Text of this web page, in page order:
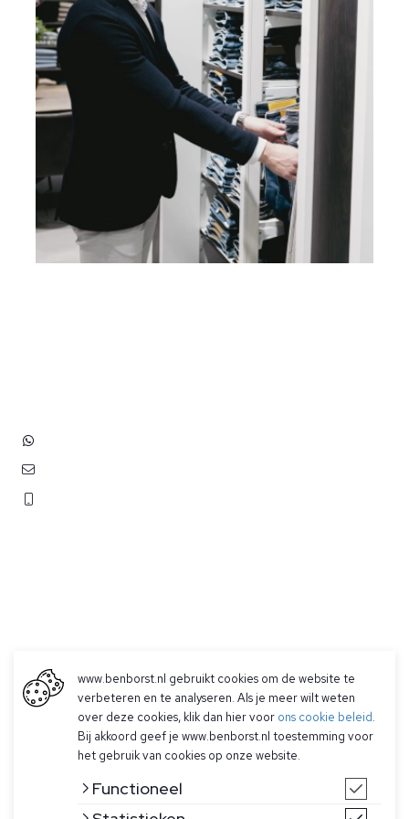
hoogte van onze events via onze nieuwsbrief!
Betalen
Verzending & Retourneren
Contact
www.benborst.nl gebruikt cookies om de website te
verbeteren en te analyseren. Als je meer wilt weten
over deze cookies, klik dan hier voor ons cookie beleid.
Bij akkoord geef je www.benborst.nl toestemming voor
het gebruik van cookies op onze website.
Functioneel